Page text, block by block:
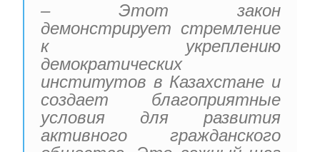
– Этот закон
демонстрирует стремление
к укреплению
демократических
институтов в Казахстане и
создает благоприятные
условия для развития
активного гражданского